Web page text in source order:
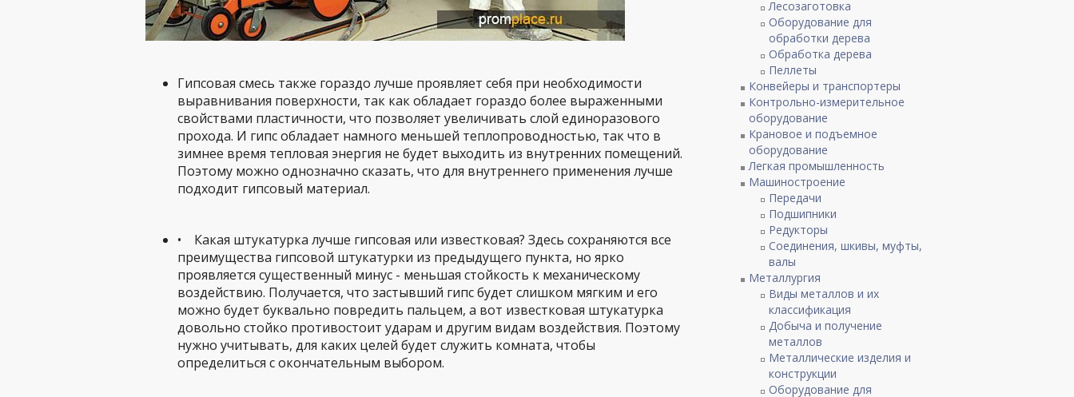
Гипсовая смесь также гораздо лучше проявляет себя при необходимости
выравнивания поверхности, так как обладает гораздо более выраженными
свойствами пластичности, что позволяет увеличивать слой единоразового
прохода. И гипс обладает намного меньшей теплопроводностью, так что в
зимнее время тепловая энергия не будет выходить из внутренних помещений.
Поэтому можно однозначно сказать, что для внутреннего применения лучше
подходит гипсовый материал.
• Какая штукатурка лучше гипсовая или известковая? Здесь сохраняются все
преимущества гипсовой штукатурки из предыдущего пункта, но ярко
проявляется существенный минус - меньшая стойкость к механическому
воздействию. Получается, что застывший гипс будет слишком мягким и его
можно будет буквально повредить пальцем, а вот известковая штукатурка
довольно стойко противостоит ударам и другим видам воздействия. Поэтому
нужно учитывать, для каких целей будет служить комната, чтобы
определиться с окончательным выбором.
Лесозаготовка
Оборудование для
обработки дерева
Обработка дерева
Пеллеты
Конвейеры и транспортеры
Контрольно-измерительное
оборудование
Крановое и подъемное
оборудование
Легкая промышленность
Машиностроение
Передачи
Подшипники
Редукторы
Соединения, шкивы, муфты,
валы
Металлургия
Виды металлов и их
классификация
Добыча и получение
металлов
Металлические изделия и
конструкции
Оборудование для